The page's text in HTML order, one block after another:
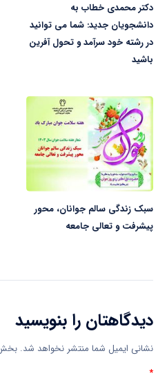
دکتر محمدی خطاب به
دانشجویان جدید: شما می توانید
در رشته خود سرآمد و تحول آفرین
باشید
سبک زندگی سالم جوانان، محور
پیشرفت و تعالی جامعه
دیدگاهتان را بنویسید
نشانی ایمیل شما منتشر نخواهد شد.
*